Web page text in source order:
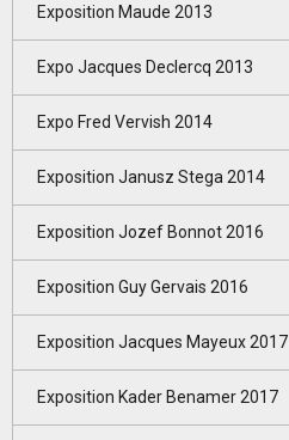
Exposition Maude 2013
Expo Jacques Declercq 2013
Expo Fred Vervish 2014
Exposition Janusz Stega 2014
Exposition Jozef Bonnot 2016
Exposition Guy Gervais 2016
Exposition Jacques Mayeux 2017
Exposition Kader Benamer 2017